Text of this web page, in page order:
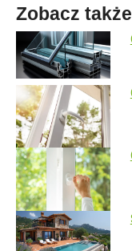
Zobacz także